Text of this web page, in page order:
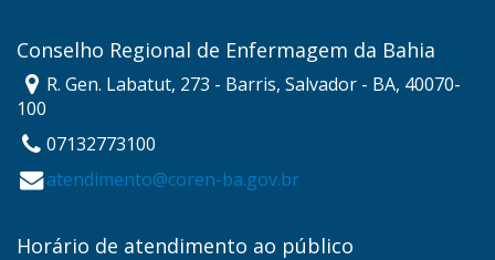
Conselho Regional de Enfermagem da Bahia
R. Gen. Labatut, 273 - Barris, Salvador - BA, 40070-
100
07132773100
atendimento@coren-ba.gov.br
Horário de atendimento ao público